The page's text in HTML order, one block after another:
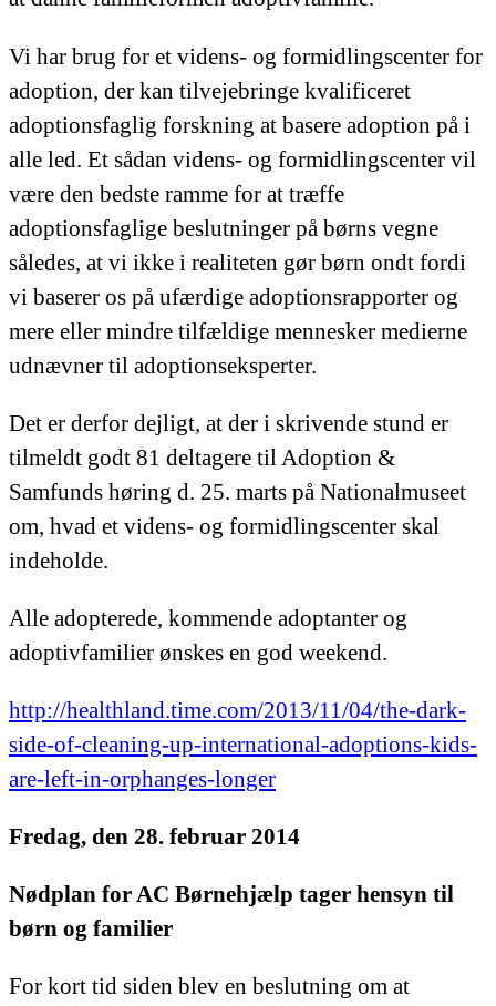
Vi har brug for et videns- og formidlingscenter for
adoption, der kan tilvejebringe kvalificeret
adoptionsfaglig forskning at basere adoption på i
alle led. Et sådan videns- og formidlingscenter vil
være den bedste ramme for at træffe
adoptionsfaglige beslutninger på børns vegne
således, at vi ikke i realiteten gør børn ondt fordi
vi baserer os på ufærdige adoptionsrapporter og
mere eller mindre tilfældige mennesker medierne
udnævner til adoptionseksperter.
Det er derfor dejligt, at der i skrivende stund er
tilmeldt godt 81 deltagere til Adoption &
Samfunds høring d. 25. marts på Nationalmuseet
om, hvad et videns- og formidlingscenter skal
indeholde.
Alle adopterede, kommende adoptanter og
adoptivfamilier ønskes en god weekend.
http://healthland.time.com/2013/11/04/the-dark-
side-of-cleaning-up-international-adoptions-kids-
are-left-in-orphanges-longer
Fredag, den 28. februar 2014
Nødplan for AC Børnehjælp tager hensyn til
børn og familier
For kort tid siden blev en beslutning om at